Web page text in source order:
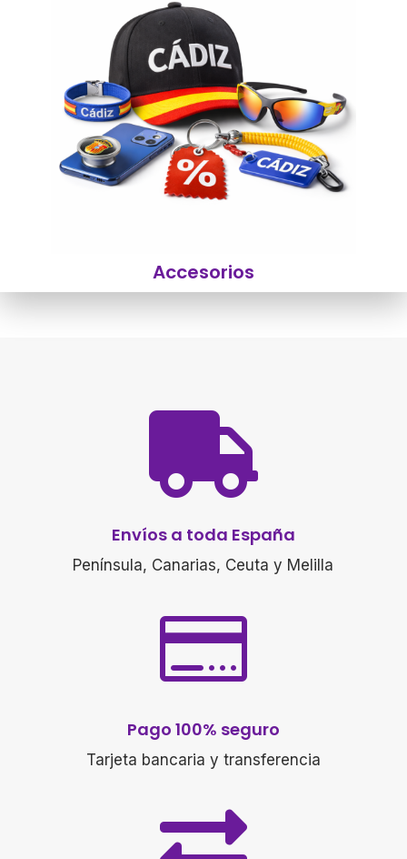
Accesorios

Envíos a toda España
Península, Canarias, Ceuta y Melilla

Pago 100% seguro
Tarjeta bancaria y transferencia